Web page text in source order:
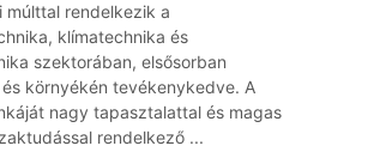
múlttal rendelkezik a
klímatechnika és
szektorában, elsősorban
környékén tevékenykedve. A
nagy tapasztalattal és magas
rendelkező ...